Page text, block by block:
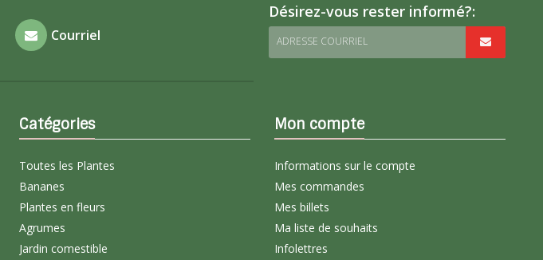
Courriel
Désirez-vous rester informé?:
ADRESSE COURRIEL
Catégories
Toutes les Plantes
Bananes
Plantes en fleurs
Agrumes
Jardin comestible
Mon compte
Informations sur le compte
Mes commandes
Mes billets
Ma liste de souhaits
Infolettres